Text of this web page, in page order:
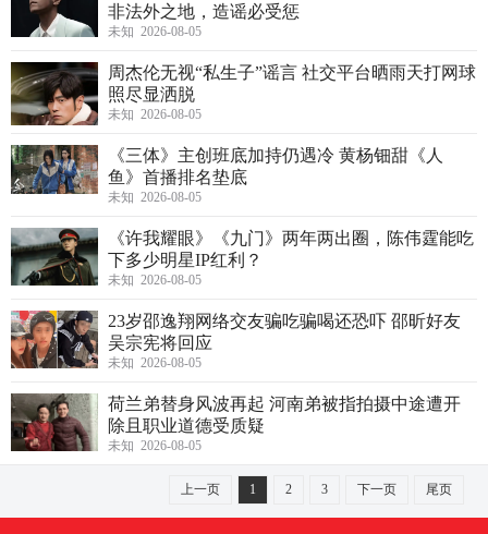
非法外之地，造谣必受惩
未知 2026-08-05
周杰伦无视“私生子”谣言 社交平台晒雨天打网球
照尽显洒脱
未知 2026-08-05
《三体》主创班底加持仍遇冷 黄杨钿甜《人
鱼》首播排名垫底
未知 2026-08-05
《许我耀眼》《九门》两年两出圈，陈伟霆能吃
下多少明星IP红利？
未知 2026-08-05
23岁邵逸翔网络交友骗吃骗喝还恐吓 邵昕好友
吴宗宪将回应
未知 2026-08-05
荷兰弟替身风波再起 河南弟被指拍摄中途遭开
除且职业道德受质疑
未知 2026-08-05
上一页 1 2 3 下一页 尾页